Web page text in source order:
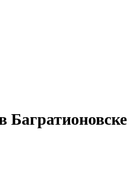
Багратионовске